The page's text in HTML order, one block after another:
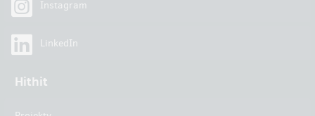
Instagram
LinkedIn
Hithit